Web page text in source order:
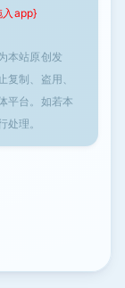
入app}
本站原创发
制、盗用、
平台。如若本
理。